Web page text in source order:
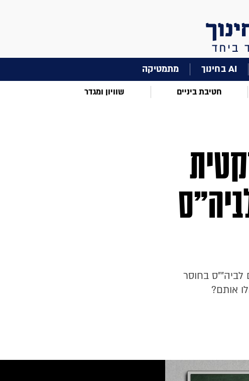
AI בחינוך מתמטיקה
חטיבת ביניים שוויון ומגדר
לביה""ס בחוסר
אותם?